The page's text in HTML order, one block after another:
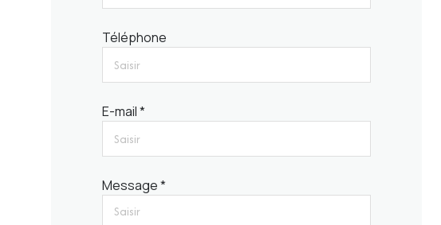
Téléphone
E-mail *
Message *